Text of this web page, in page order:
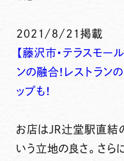
2021/8/21掲載
【藤沢市・テラスモー
ンの融合！レストラン
ップも！
お店は JR辻堂駅直結
いう立地の良さ。 さら